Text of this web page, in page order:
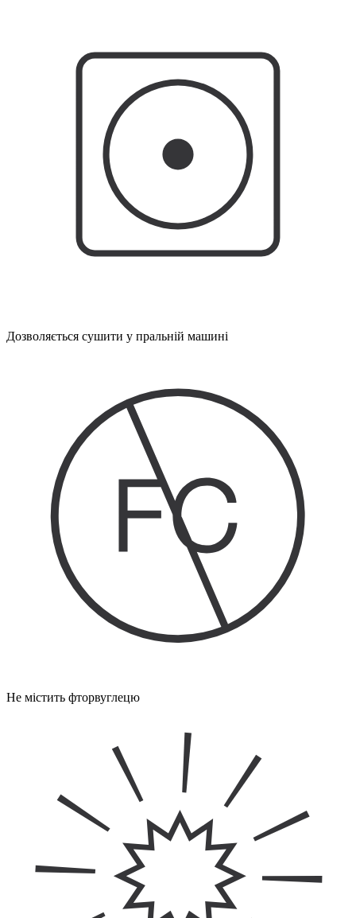
Дозволяється сушити у пральній машині
Не містить фторвуглецю